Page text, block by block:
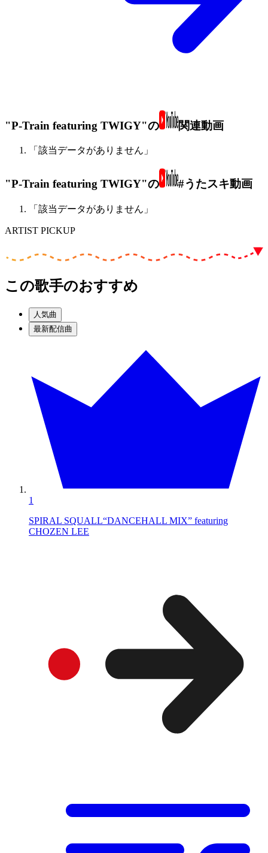
"P-Train featuring TWIGY"の 関連動画
「該当データがありません」
"P-Train featuring TWIGY"の #うたスキ動画
「該当データがありません」
ARTIST PICKUP
この歌手のおすすめ
人気曲
最新配信曲
1
SPIRAL SQUALL“DANCEHALL MIX” featuring
CHOZEN LEE